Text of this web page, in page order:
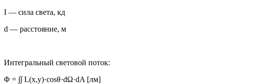
I — сила света, кд
d — расстояние, м
Интегральный световой поток:
Φ = ∫∫ L(x,y)·cosθ·dΩ·dA [лм]